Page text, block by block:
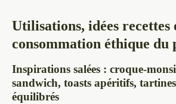
Utilisations, idées recettes
consommation éthique du
Inspirations salées : croque-
sandwich, toasts apéritifs,
équilibrés